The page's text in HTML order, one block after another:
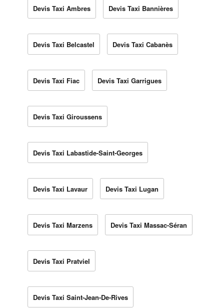
Devis Taxi Ambres Devis Taxi Bannières
Devis Taxi Belcastel Devis Taxi Cabanès
Devis Taxi Fiac Devis Taxi Garrigues
Devis Taxi Giroussens
Devis Taxi Labastide-Saint-Georges
Devis Taxi Lavaur Devis Taxi Lugan
Devis Taxi Marzens Devis Taxi Massac-Séran
Devis Taxi Pratviel
Devis Taxi Saint-Jean-De-Rives